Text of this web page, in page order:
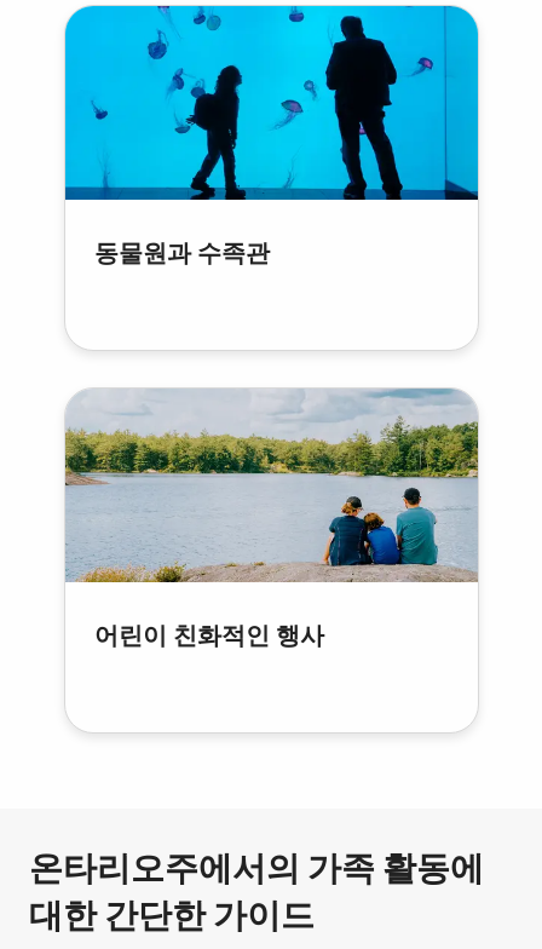
동물원과 수족관
어린이 친화적인 행사
온타리오주에서의 가족 활동에
대한 간단한 가이드